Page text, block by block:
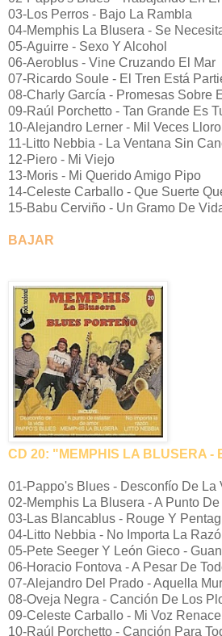
03-Los Perros - Bajo La Rambla
04-Memphis La Blusera - Se
05-Aguirre - Sexo Y Alcohol
06-Aeroblus - Vine Cruzando El Mar
07-Ricardo Soule - El Tren Está
08-Charly García - Promesas Sobre
09-Raúl Porchetto - Tan Grande Es
10-Alejandro Lerner - Mil Veces Lloro
11-Litto Nebbia - La Ventana Sin
12-Piero - Mi Viejo
13-Moris - Mi Querido Amigo Pipo
14-Celeste Carballo - Que Suerte
15-Babu Cerviño - Un Gramo De
BAJAR
CD 20: "MEMPHIS LA BLUSERA -
01-Pappo's Blues - Desconfío De La
02-Memphis La Blusera - A Punto
03-Las Blancablus - Rouge Y
04-Litto Nebbia - No Importa La
05-Pete Seeger Y León Gieco -
06-Horacio Fontova - A Pesar De
07-Alejandro Del Prado - Aquella
08-Oveja Negra - Canción De Los
09-Celeste Carballo - Mi Voz
10-Raúl Porchetto - Canción Para